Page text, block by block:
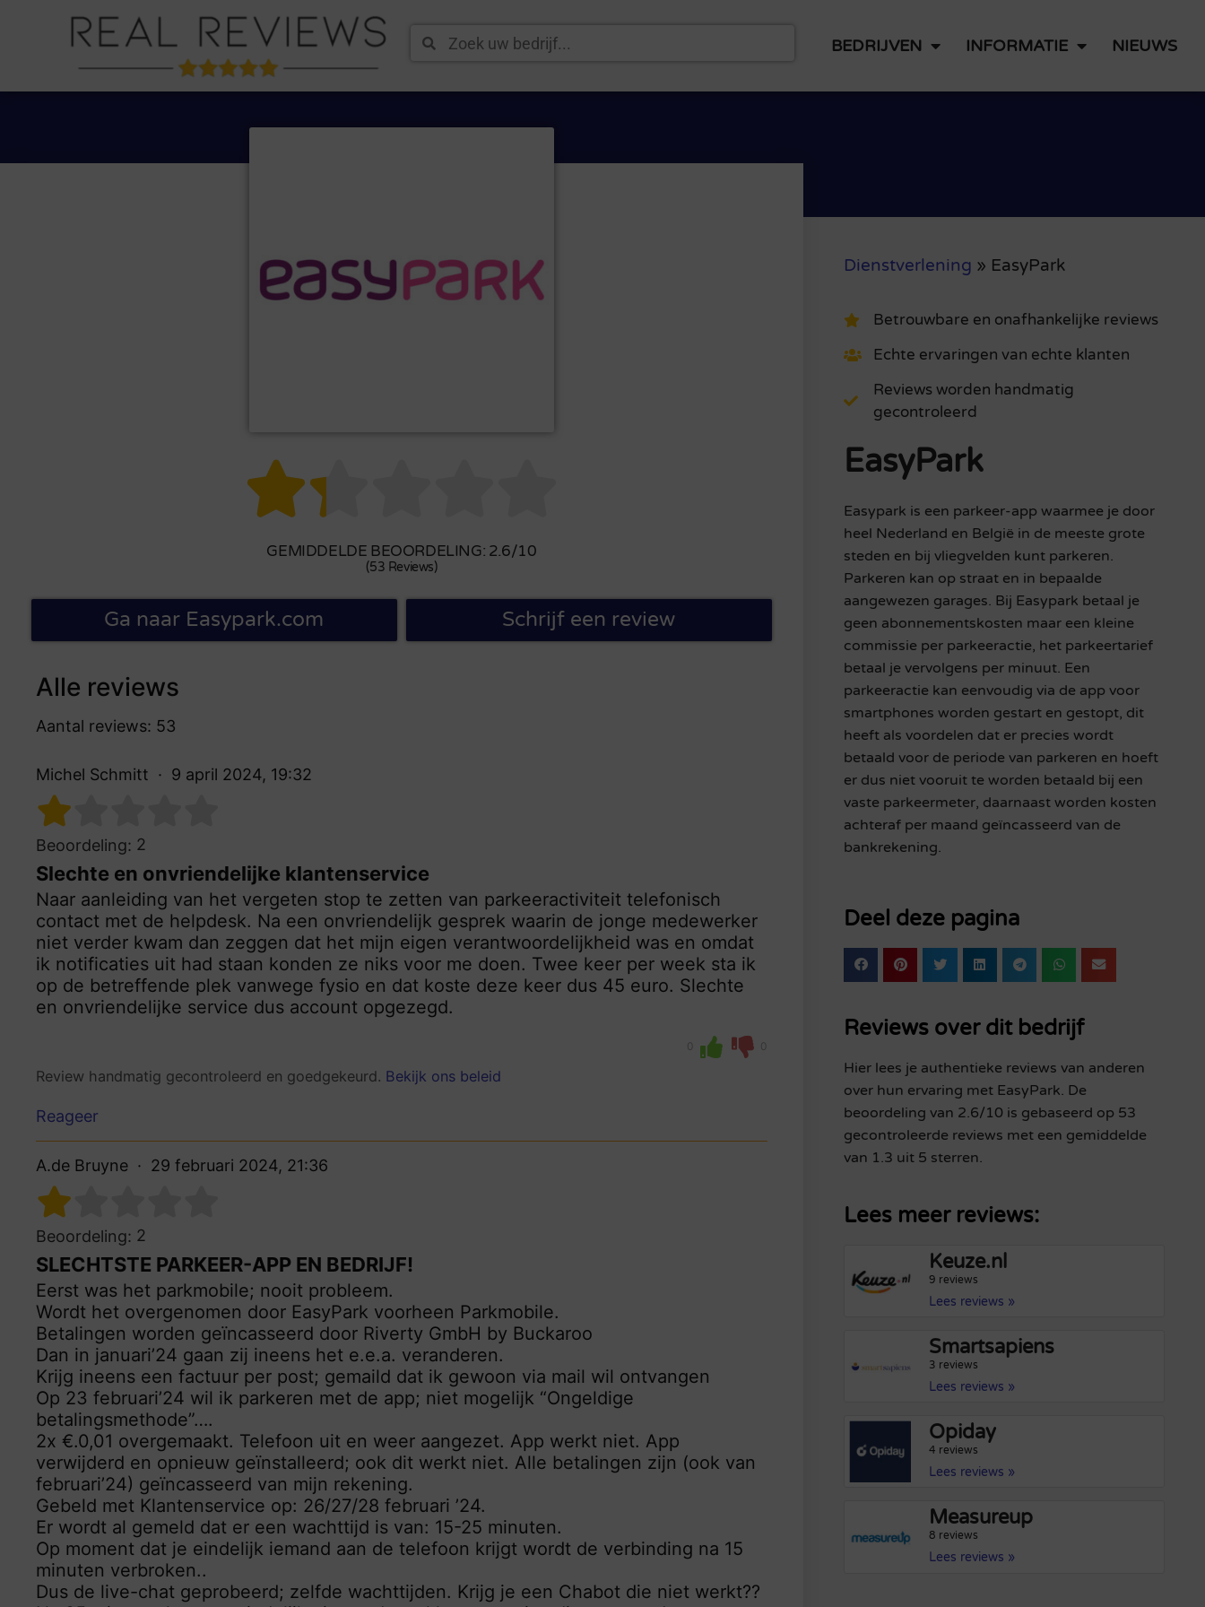
BEDRIJVEN INFORMATIE NIEUWS

GEMIDDELDE BEOORDELING: 2.6/10
(53 Reviews)
Ga naar Easypark.com Schrijf een review
Alle reviews
Aantal reviews: 53
Michel Schmitt 9 april 2024, 19:32
Beoordeling: 2
Slechte en onvriendelijke klantenservice
Naar aanleiding van het vergeten stop te zetten van parkeeractiviteit telefonisch
contact met de helpdesk. Na een onvriendelijk gesprek waarin de jonge medewerker
niet verder kwam dan zeggen dat het mijn eigen verantwoordelijkheid was en omdat
ik notificaties uit had staan konden ze niks voor me doen. Twee keer per week sta ik
op de betreffende plek vanwege fysio en dat koste deze keer dus 45 euro. Slechte
en onvriendelijke service dus account opgezegd.
0 0
Review handmatig gecontroleerd en goedgekeurd. Bekijk ons beleid
Reageer
A.de Bruyne 29 februari 2024, 21:36
Beoordeling: 2
SLECHTSTE PARKEER-APP EN BEDRIJF!
Eerst was het parkmobile; nooit probleem.
Wordt het overgenomen door EasyPark voorheen Parkmobile.
Betalingen worden geïncasseerd door Riverty GmbH by Buckaroo
Dan in januari’24 gaan zij ineens het e.e.a. veranderen.
Krijg ineens een factuur per post; gemaild dat ik gewoon via mail wil ontvangen
Op 23 februari’24 wil ik parkeren met de app; niet mogelijk “Ongeldige
betalingsmethode”….
2x €.0,01 overgemaakt. Telefoon uit en weer aangezet. App werkt niet. App
verwijderd en opnieuw geïnstalleerd; ook dit werkt niet. Alle betalingen zijn (ook van
februari’24) geïncasseerd van mijn rekening.
Gebeld met Klantenservice op: 26/27/28 februari ’24.
Er wordt al gemeld dat er een wachttijd is van: 15-25 minuten.
Op moment dat je eindelijk iemand aan de telefoon krijgt wordt de verbinding na 15
minuten verbroken..
Dus de live-chat geprobeerd; zelfde wachttijden. Krijg je een Chabot die niet werkt??
Dienstverlening » EasyPark
Betrouwbare en onafhankelijke reviews
Echte ervaringen van echte klanten
Reviews worden handmatig
gecontroleerd
EasyPark
Easypark is een parkeer-app waarmee je door
heel Nederland en België in de meeste grote
steden en bij vliegvelden kunt parkeren.
Parkeren kan op straat en in bepaalde
aangewezen garages. Bij Easypark betaal je
geen abonnementskosten maar een kleine
commissie per parkeeractie, het parkeertarief
betaal je vervolgens per minuut. Een
parkeeractie kan eenvoudig via de app voor
smartphones worden gestart en gestopt, dit
heeft als voordelen dat er precies wordt
betaald voor de periode van parkeren en hoeft
er dus niet vooruit te worden betaald bij een
vaste parkeermeter, daarnaast worden kosten
achteraf per maand geïncasseerd van de
bankrekening.
Deel deze pagina
Reviews over dit bedrijf
Hier lees je authentieke reviews van anderen
over hun ervaring met EasyPark. De
beoordeling van 2.6/10 is gebaseerd op 53
gecontroleerde reviews met een gemiddelde
van 1.3 uit 5 sterren.
Lees meer reviews:
Keuze.nl
9 reviews
Lees reviews »
Smartsapiens
3 reviews
Lees reviews »
Opiday
4 reviews
Lees reviews »
Measureup
8 reviews
Lees reviews »